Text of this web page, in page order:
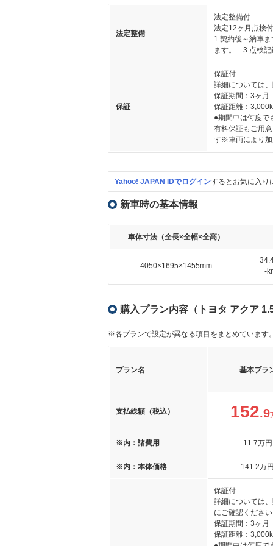
法定整備
法定整備付
法定12ヶ月点検
1.契約後～納車
ます。 3.点検記
保証
保証付
詳細については
保証期間：3ヶ月
保証距離：
●期間中は何度
有料保証もご用
す※車両により
Yahoo! JAPAN IDでログインするとお気に入り
新車時の基本情報
車体寸法（全長×全幅×全高）
4050×1695×1455mm
-
購入プラン内容（トヨタ アクア
※各プランで設定が異なる項目をまとめています
プラン名 基本プラ
支払総額（税込） 152.9
※内：諸費用 11.7万円
※内：本体価格 141.2万
保証付
詳細については
にご確認くださ
保証期間：3ヶ月
保証距離：